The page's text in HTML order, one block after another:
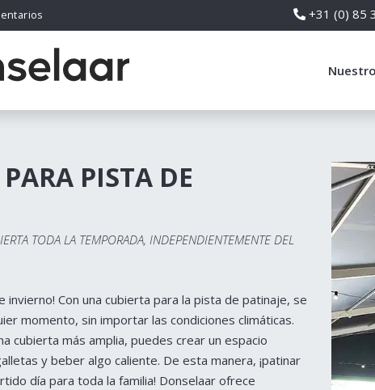
+31 (0) 85
PISTA DE
TODA LA TEMPORADA, INDEPENDIENTEMENTE DEL
invierno! Con una cubierta para la pista de patinaje, se
momento, sin importar las condiciones climáticas.
cubierta más amplia, puedes crear un espacio
y beber algo caliente. De esta manera, ¡patinar
día para toda la familia! Donselaar ofrece